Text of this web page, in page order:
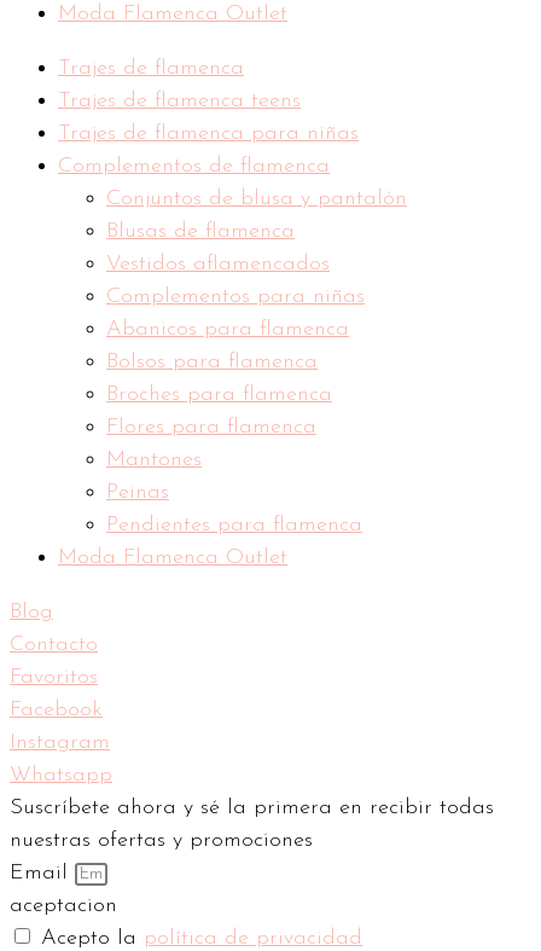
Moda Flamenca Outlet
Trajes de flamenca
Trajes de flamenca teens
Trajes de flamenca para niñas
Complementos de flamenca
Conjuntos de blusa y pantalón
Blusas de flamenca
Vestidos aflamencados
Complementos para niñas
Abanicos para flamenca
Bolsos para flamenca
Broches para flamenca
Flores para flamenca
Mantones
Peinas
Pendientes para flamenca
Moda Flamenca Outlet
Blog
Contacto
Favoritos
Facebook
Instagram
Whatsapp
Suscríbete ahora y sé la primera en recibir todas
nuestras ofertas y promociones
Email
aceptacion
Acepto la política de privacidad